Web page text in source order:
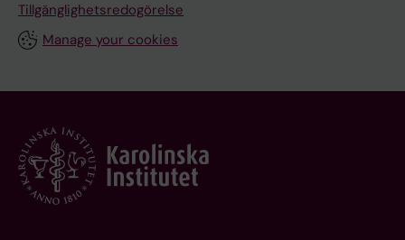
Tillgänglighetsredogörelse
Manage your cookies